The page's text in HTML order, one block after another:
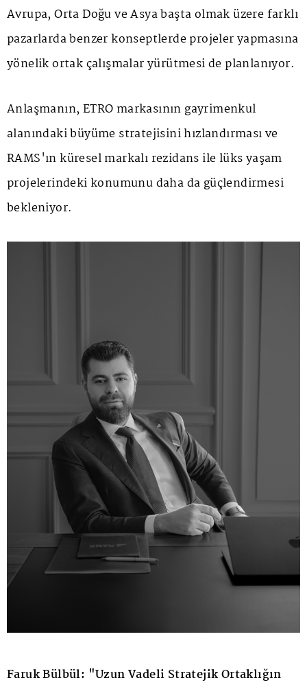
Avrupa, Orta Doğu ve Asya başta olmak üzere farklı
pazarlarda benzer konseptlerde projeler yapmasına
yönelik ortak çalışmalar yürütmesi de planlanıyor.
Anlaşmanın, ETRO markasının gayrimenkul
alanındaki büyüme stratejisini hızlandırması ve
RAMS'ın küresel markalı rezidans ile lüks yaşam
projelerindeki konumunu daha da güçlendirmesi
bekleniyor.
Faruk Bülbül: "Uzun Vadeli Stratejik Ortaklığın